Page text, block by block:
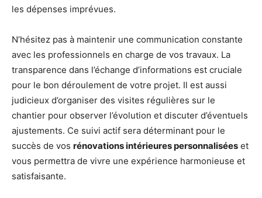
les dépenses imprévues.
N’hésitez pas à maintenir une communication constante
avec les professionnels en charge de vos travaux. La
transparence dans l’échange d’informations est cruciale
pour le bon déroulement de votre projet. Il est aussi
judicieux d’organiser des visites régulières sur le
chantier pour observer l’évolution et discuter d’éventuels
ajustements. Ce suivi actif sera déterminant pour le
succès de vos rénovations intérieures personnalisées et
vous permettra de vivre une expérience harmonieuse et
satisfaisante.